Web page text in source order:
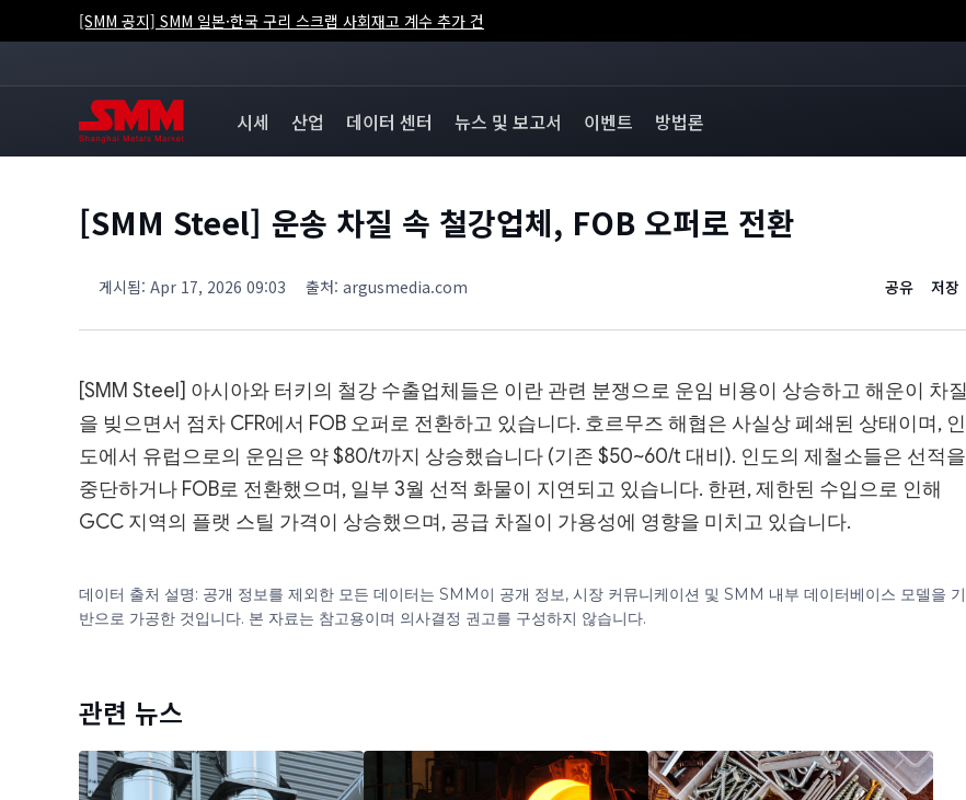
[SMM 공지] SMM 일본·한국 구리 스크랩 사회재고 계수 추가 건
시세 산업 데이터 센터 뉴스 및 보고서 이벤트 방법론
[SMM Steel] 운송 차질 속 철강업체, FOB 오퍼로 전환
게시됨: Apr 17, 2026 09:03 출처: argusmedia.com 공유 저장
[SMM Steel] 아시아와 터키의 철강 수출업체들은 이란 관련 분쟁으로 운임 비용이 상승하고 해운이 차질
을 빚으면서 점차 CFR에서 FOB 오퍼로 전환하고 있습니다. 호르무즈 해협은 사실상 폐쇄된 상태이며, 인
도에서 유럽으로의 운임은 약 $80/t까지 상승했습니다 (기존 $50~60/t 대비). 인도의 제철소들은 선적을
중단하거나 FOB로 전환했으며, 일부 3월 선적 화물이 지연되고 있습니다. 한편, 제한된 수입으로 인해
GCC 지역의 플랫 스틸 가격이 상승했으며, 공급 차질이 가용성에 영향을 미치고 있습니다.
데이터 출처 설명: 공개 정보를 제외한 모든 데이터는 SMM이 공개 정보, 시장 커뮤니케이션 및 SMM 내부 데이터베이스 모델을 기
반으로 가공한 것입니다. 본 자료는 참고용이며 의사결정 권고를 구성하지 않습니다.
관련 뉴스